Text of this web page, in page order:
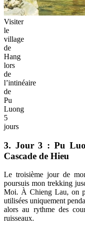
Visiter
le
village
de
Hang
lors
de
l’intinéaire
de
Pu
Luong
5
jours
3. Jour 3 : Pu
Cascade de Hieu
Le troisième jour de
poursuis mon trekking
Moi. À Chieng Lau, on
utilisées uniquement
alors au rythme des
ruisseaux.